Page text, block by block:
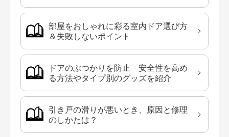
部屋をおしゃれに彩る室内ドア選び方
＆失敗しないポイント
ドアのぶつかりを防止 安全性を高め
る方法やタイプ別のグッズを紹介
引き戸の滑りが悪いとき、原因と修理
のしかたは？